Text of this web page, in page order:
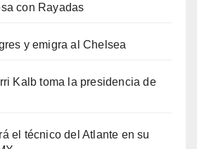
con Rayadas
y emigra al Chelsea
Kalb toma la presidencia de
el técnico del Atlante en su